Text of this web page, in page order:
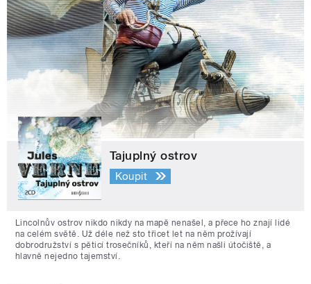
Tajuplný ostrov
Koupit
Lincolnův ostrov nikdo nikdy na mapě nenašel, a přece ho znají lidé
na celém světě. Už déle než sto třicet let na něm prožívají
dobrodružství s pěticí trosečníků, kteří na něm našli útočiště, a
hlavně nejedno tajemství.